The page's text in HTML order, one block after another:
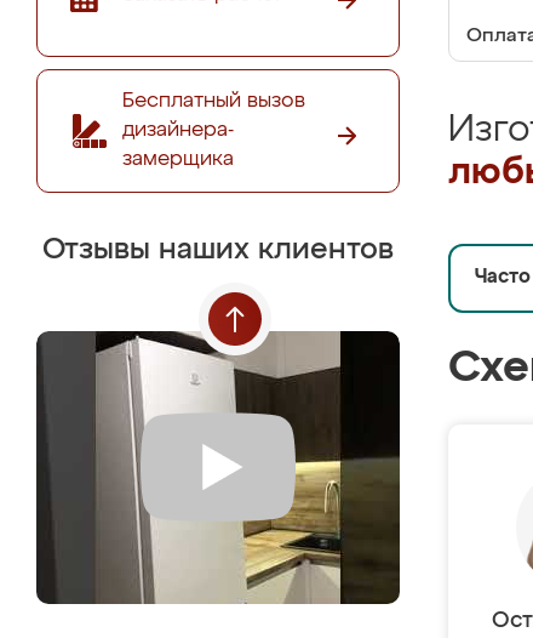
Бесплатный вызов
дизайнера-
замерщика
Отзывы наших клиентов